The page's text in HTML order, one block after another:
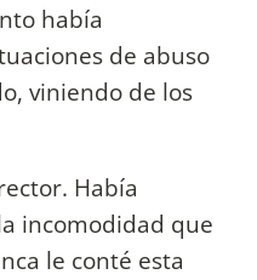
había
de abuso
viniendo de los
Había
incomodidad que
le conté esta